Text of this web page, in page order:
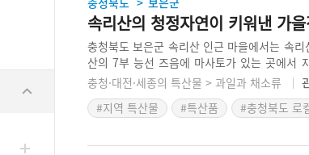
속리산의 청정자연이 키워낸 가
충청북도 보은군 속리산 인근 마을에서는 속
산의 7부 능선 즈음에 마사토가 있는 곳에서
미리 마을별로 입찰 받아야 한다. 마을별로 송
다. 송이가 나는 곳은 가족끼리도 공유하지 않
강한 송이 향을 맡을 수 있으며, 쫄깃한 송이를
충청·대전·세종의 특산물 > 과일과 채소류
#지역 특산물
#특산품 #충청북도 로